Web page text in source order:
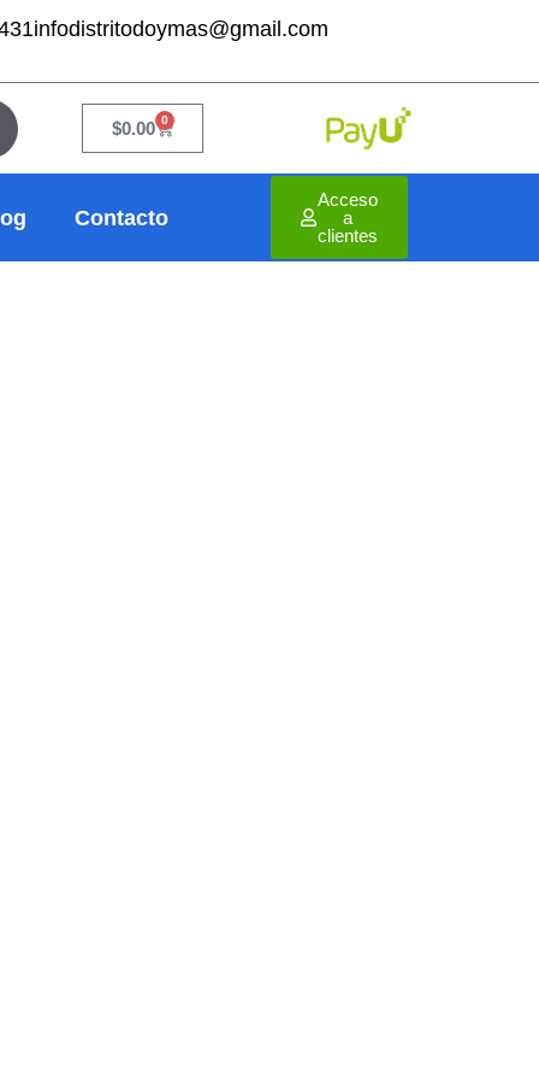
infodistritodoymas@gmail.com
$0.00 0
Cart
Contacto
Acceso
a
clientes